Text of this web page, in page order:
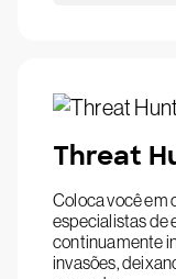
Threat
Coloca você em
especialistas de
continuamente
invasões,